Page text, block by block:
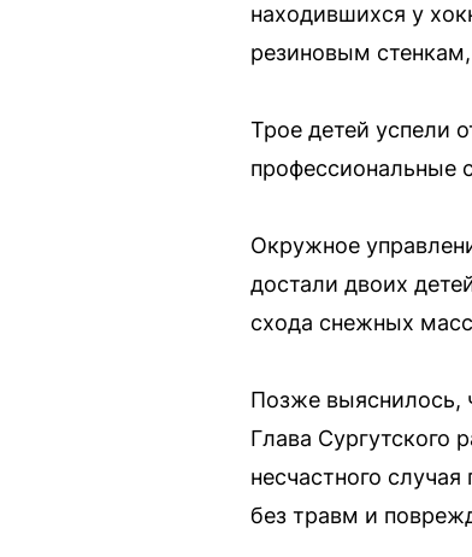
находившихся у
резиновым
Трое детей успели
профессиональные
Окружное
достали двоих
схода снежных
Позже выяснилось,
Глава Сургутского
несчастного
без травм и